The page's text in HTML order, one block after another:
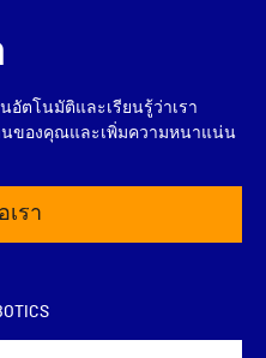
อัตโนมัติและเรียนรู้ว่าเรา
นของคุณและเพิ่มความหนาแน่น
เรา